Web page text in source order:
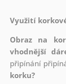
Využití
Obraz na
vhodnější
připínání
korku?